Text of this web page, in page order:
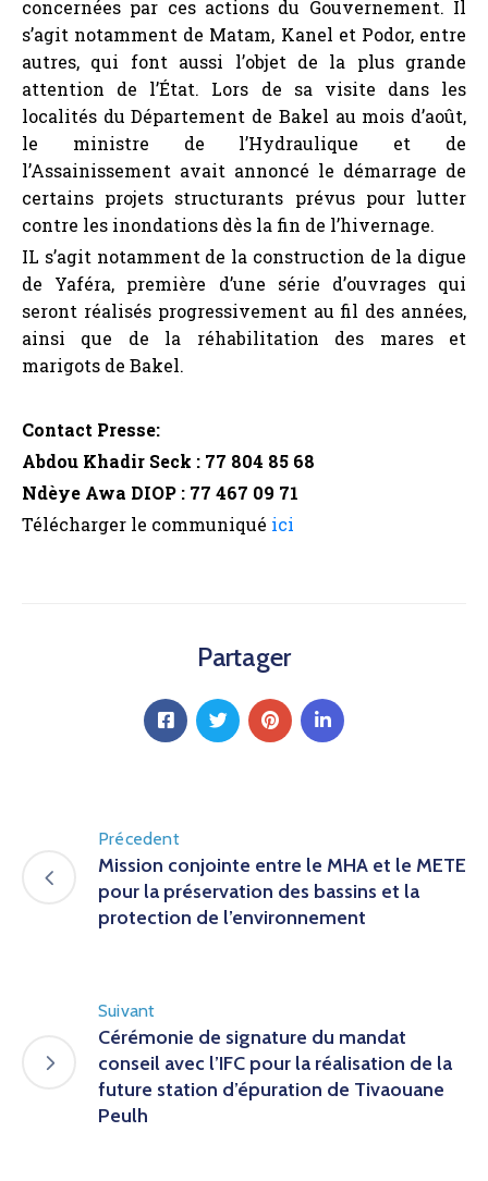
concernées par ces actions du Gouvernement. Il
s’agit notamment de Matam, Kanel et Podor, entre
autres, qui font aussi l’objet de la plus grande
attention de l’État. Lors de sa visite dans les
localités du Département de Bakel au mois d’août,
le ministre de l’Hydraulique et de
l’Assainissement avait annoncé le démarrage de
certains projets structurants prévus pour lutter
contre les inondations dès la fin de l’hivernage.
IL s’agit notamment de la construction de la digue
de Yaféra, première d’une série d’ouvrages qui
seront réalisés progressivement au fil des années,
ainsi que de la réhabilitation des mares et
marigots de Bakel.
Contact Presse:
Abdou Khadir Seck : 77 804 85 68
Ndèye Awa DIOP : 77 467 09 71
Télécharger le communiqué ici
Partager
Précedent
Mission conjointe entre le MHA et le METE
pour la préservation des bassins et la
protection de l’environnement
Suivant
Cérémonie de signature du mandat
conseil avec l’IFC pour la réalisation de la
future station d’épuration de Tivaouane
Peulh